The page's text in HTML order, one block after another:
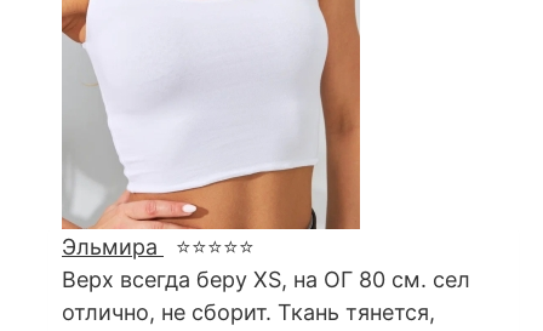
Эльмира
⭐⭐⭐⭐⭐
Верх всегда беру XS, на ОГ 80 см. сел
отлично, не сборит. Ткань тянется,